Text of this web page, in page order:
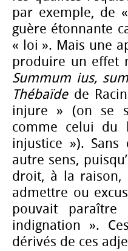
par exemple, de
guère étonnante
« loi ». Mais une
produire un effet
Summum ius,
Thébaïdede
injure » (on se
comme celui du
injustice »).
autre sens,
droit, à la raison,
admettre ou
pouvait paraître
indignation ».
dérivés de ces